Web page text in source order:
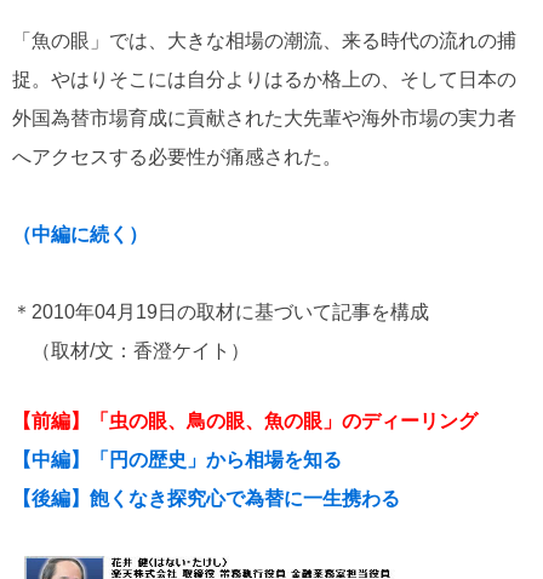
「魚の眼」では、大きな相場の潮流、来る時代の流れの捕
捉。やはりそこには自分よりはるか格上の、そして日本の
外国為替市場育成に貢献された大先輩や海外市場の実力者
へアクセスする必要性が痛感された。
（中編に続く）
＊2010年04月19日の取材に基づいて記事を構成
（取材/文：香澄ケイト）
【前編】「虫の眼、鳥の眼、魚の眼」のディーリング
【中編】「円の歴史」から相場を知る
【後編】飽くなき探究心で為替に一生携わる